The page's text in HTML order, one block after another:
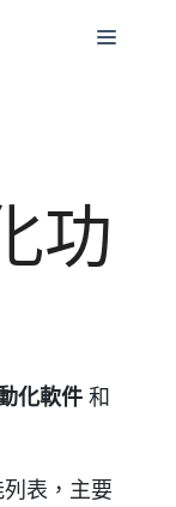
菜
功
化軟件 和
表，主要